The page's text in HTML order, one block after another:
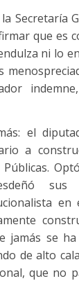
Secretaría
que es
ni lo
el
a
Públicas.
sus
en
jamás se
de alto
que no